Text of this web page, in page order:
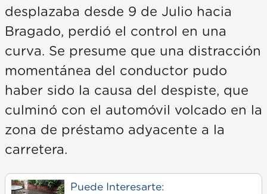
desplazaba desde 9 de Julio hacia
Bragado, perdió el control en una
curva. Se presume que una distracción
momentánea del conductor pudo
haber sido la causa del despiste, que
culminó con el automóvil volcado en la
zona de préstamo adyacente a la
carretera.
Puede Interesarte: